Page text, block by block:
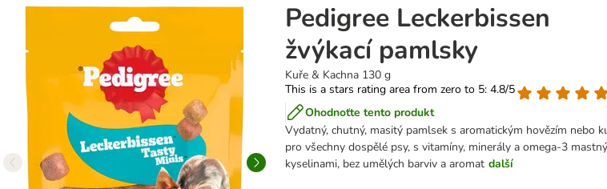
Pedigree Leckerbissen
žvýkací pamlsky
Kuře & Kachna 130 g
This is a stars rating area from zero to 5: 4.8/5
Ohodnoťte tento produkt
Vydatný, chutný, masitý pamlsek s aromatickým hovězím nebo
pro všechny dospělé psy, s vitamíny, minerály a omega-3
kyselinami, bez umělých barviv a aromat další